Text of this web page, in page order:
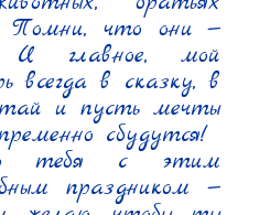
Помни, что они —
И главное, мой
всегда в сказку, в
и пусть мечты
сбудутся!
тебя с этим
праздником —